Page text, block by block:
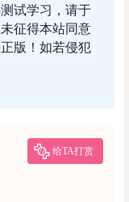
试学习，请于
征得本站同意
版！如若侵犯
给TA打赏